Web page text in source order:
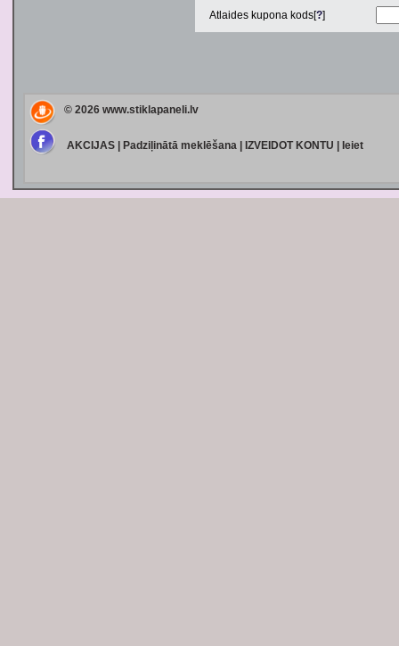
Atlaides kupona kods[?]
© 2026 www.stiklapaneli.lv
AKCIJAS| Padziļinātā meklēšana| IZVEIDOT KONTU Ieiet